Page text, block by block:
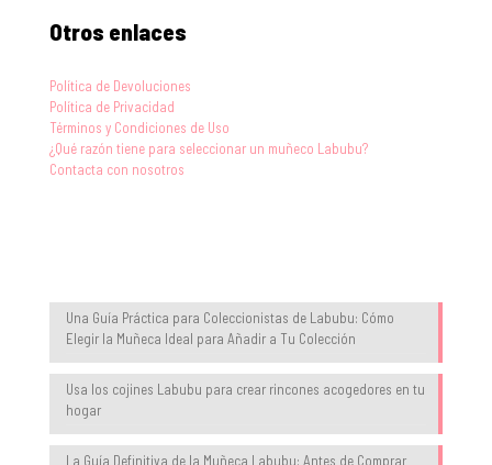
Otros enlaces
Política de Devoluciones
Política de Privacidad
Términos y Condiciones de Uso
¿Qué razón tiene para seleccionar un muñeco Labubu?
Contacta con nosotros
Una Guía Práctica para Coleccionistas de Labubu: Cómo
Elegir la Muñeca Ideal para Añadir a Tu Colección
Usa los cojines Labubu para crear rincones acogedores en tu
hogar
La Guía Definitiva de la Muñeca Labubu: Antes de Comprar